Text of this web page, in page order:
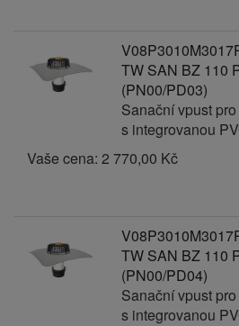
TW SAN BZ 110
(PN00/PD03)
Sanační vpust
s integrovanou
Vaše cena: 2 770,00 Kč
TW SAN BZ 110
(PN00/PD04)
Sanační vpust
s integrovanou